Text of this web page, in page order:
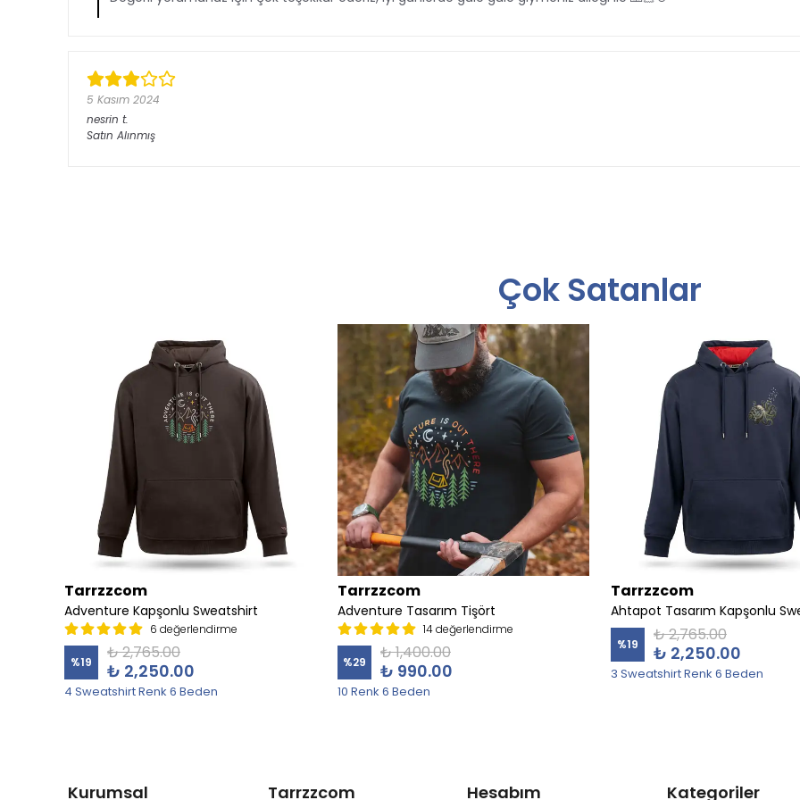
5 Kasım 2024
nesrin t.
Satın Alınmış
Çok Satanlar
Tarrzzcom
Adventure Kapşonlu Sweatshirt
6 değerlendirme
%19 ₺ 2,765.00
₺ 2,250.00
4 Sweatshirt Renk 6 Beden
Tarrzzcom
Adventure Tasarım Tişört
14 değerlendirme
%29 ₺ 1,400.00
₺ 990.00
10 Renk 6 Beden
Tarrzzcom
Ahtapot Tasarım Kapşonlu
%19 ₺ 2,765.00
₺ 2,250.00
3 Sweatshirt Renk 6 Beden
Kurumsal Tarrzzcom Hesabım Kategoriler